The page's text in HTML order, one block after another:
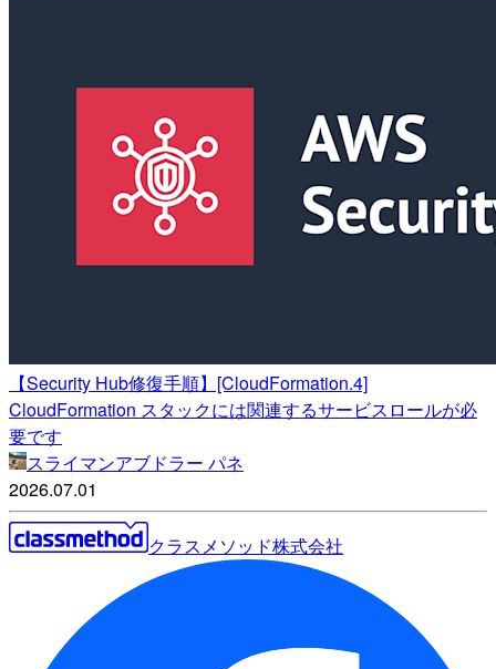
【Security Hub修復手順】[CloudFormation.4]
CloudFormation スタックには関連するサービスロールが必
要です
スライマンアブドラー パネ
2026.07.01
クラスメソッド株式会社